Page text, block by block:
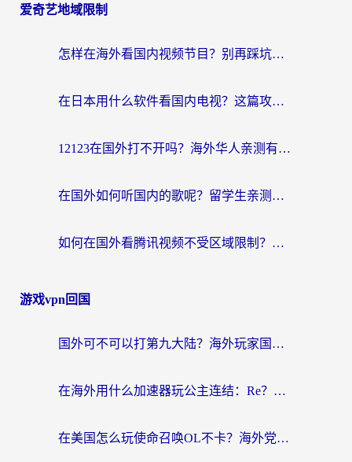
爱奇艺地域限制
怎样在海外看国内视频节目？别再踩坑！留学生和海外华人的专属解决方案
在日本用什么软件看国内电视？这篇攻略帮你告别地域限制
12123在国外打不开吗？海外华人亲测有效的回国加速方案
在国外如何听国内的歌呢？留学生亲测有效的回国加速方案
如何在国外看腾讯视频不受区域限制？留学生亲测有效的回国加速指南
游戏vpn回国
国外可不可以打第九大陆？海外玩家国服畅玩终极指南（附3大热门游戏解决妙招）
在海外用什么加速器玩公主连结：Re？老玩家亲测的稳定方案来了
在美国怎么玩使命召唤OL不卡？海外党亲测有效的国服游戏加速器指南